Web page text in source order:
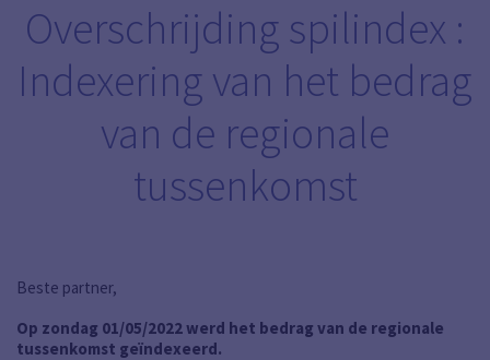
Overschrijding spilindex :
Indexering van het bedrag
van de regionale
tussenkomst
Beste partner,
Op zondag 01/05/2022 werd het bedrag van de regionale
tussenkomst geïndexeerd.